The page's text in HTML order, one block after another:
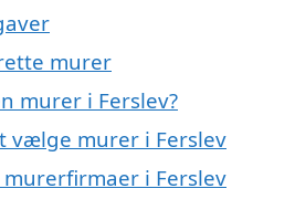
murer
murer i Ferslev?
vælge murer i Ferslev
i Ferslev